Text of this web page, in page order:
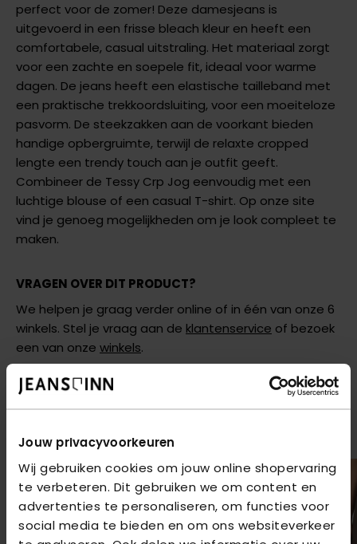
Jouw privacyvoorkeuren
Wij gebruiken cookies om jouw online shopervaring
te verbeteren. Dit gebruiken we om content en
advertenties te personaliseren, om functies voor
social media te bieden en om ons websiteverkeer
perfect voor de zomer! Deze damesjeans is
uitgevoerd in een frisse bleach kleur en heeft een
comfortabele, casual uitstraling. Het materiaal zorgt
voor een zachte en soepele fit, ideaal voor warme
dagen. De jeans heeft een elastische tailleband met
een praktische trekkoordsluiting, voor een moeiteloze
pasvorm. De steekzakken aan de voorkant bieden
handige opbergruimte, terwijl de relaxte cropped
lengte een trendy touch aan je outfit geeft.
Combineer de Tessy Crp Jog eenvoudig met een
luchtige blouse of een casual T-shirt. Op onze site
vind je genoeg mogelijkheden om je look compleet te
maken.
VRAGEN OVER DIT PRODUCT?
We helpen je graag verder online of in één van onze 6
winkels. Stel je vraag aan de klantenservice of bezoek
een van onze winkels.
AANBEVOLEN VOOR JOU